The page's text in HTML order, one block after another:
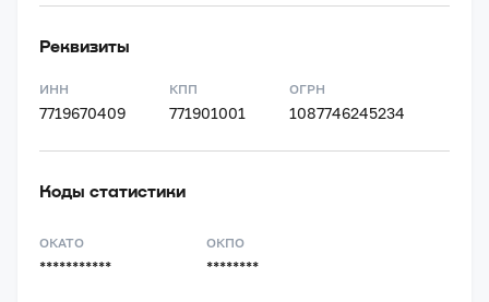
Реквизиты
ИНН
7719670409
КПП
771901001
ОГРН
1087746245234
Коды статистики
ОКАТО
***********
ОКПО
********